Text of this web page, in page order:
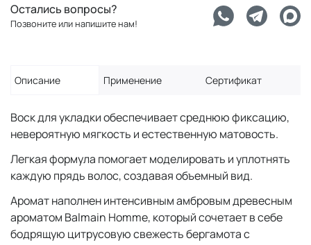
Остались вопросы?
Позвоните или напишите нам!
Описание Применение Сертификат
Воск для укладки обеспечивает среднюю фиксацию,
невероятную мягкость и естественную матовость.
Легкая формула помогает моделировать и уплотнять
каждую прядь волос, создавая объемный вид.
Аромат наполнен интенсивным амбровым древесным
ароматом Balmain Homme, который сочетает в себе
бодрящую цитрусовую свежесть бергамота с